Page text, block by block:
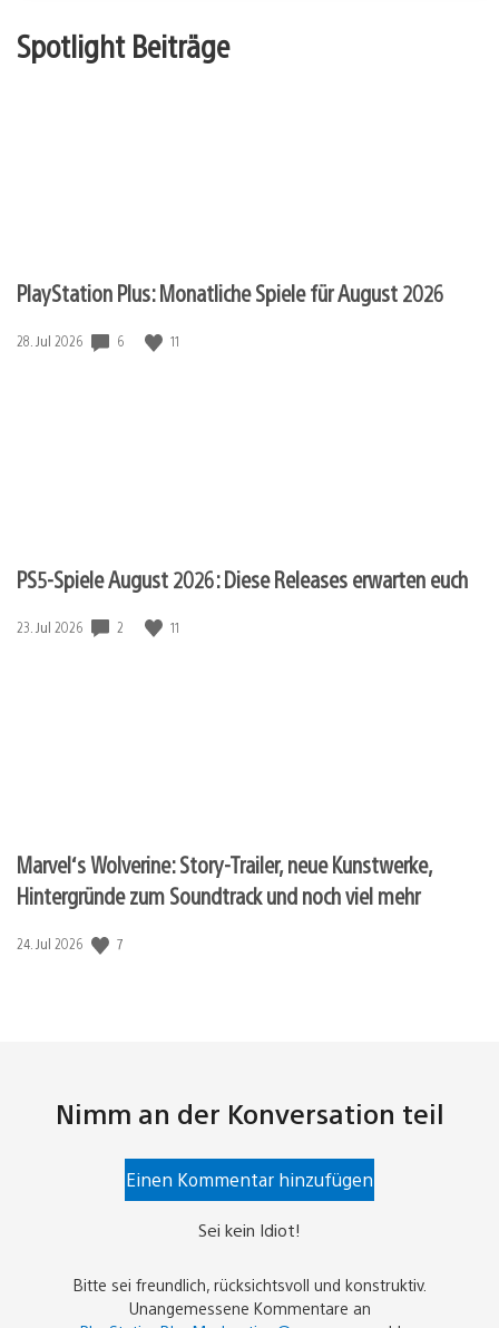
Spotlight Beiträge
PlayStation Plus: Monatliche Spiele für August 2026
Veröffentlichungsdatum:
28. Jul 2026 6 11
PS5-Spiele August 2026: Diese Releases erwarten euch
Veröffentlichungsdatum:
23. Jul 2026 2 11
Marvel‘s Wolverine: Story-Trailer, neue Kunstwerke,
Hintergründe zum Soundtrack und noch viel mehr
Veröffentlichungsdatum:
24. Jul 2026 7
Nimm an der Konversation teil
Einen Kommentar hinzufügen
Sei kein Idiot!
Bitte sei freundlich, rücksichtsvoll und konstruktiv.
Unangemessene Kommentare an